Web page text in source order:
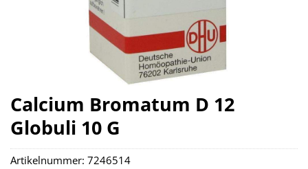
Calcium Bromatum D 12
Globuli 10 G
Artikelnummer: 7246514